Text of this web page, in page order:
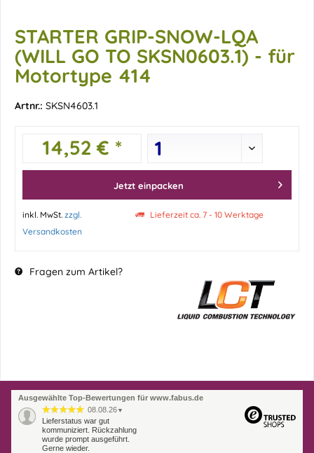
STARTER GRIP-SNOW-LQA
(WILL GO TO SKSN0603.1) - für
Motortype 414
Artnr.: SKSN4603.1
14,52 € *
Jetzt einpacken
inkl. MwSt. zzgl.
Versandkosten
Lieferzeit ca. 7 - 10 Werktage
Fragen zum Artikel?
Ausgewählte Top-Bewertungen für www.fabus.de
08.08.26 ▼
Lieferstatus war gut
kommuniziert. Rückzahlung
wurde prompt ausgeführt.
Gerne wieder.